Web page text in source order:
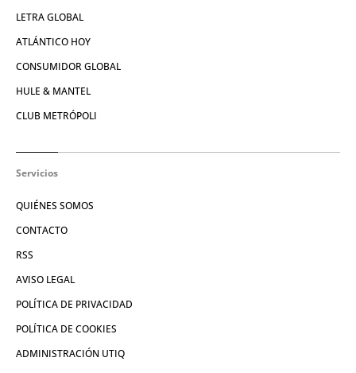
LETRA GLOBAL
ATLÁNTICO HOY
CONSUMIDOR GLOBAL
HULE & MANTEL
CLUB METRÓPOLI
Servicios
QUIÉNES SOMOS
CONTACTO
RSS
AVISO LEGAL
POLÍTICA DE PRIVACIDAD
POLÍTICA DE COOKIES
ADMINISTRACIÓN UTIQ